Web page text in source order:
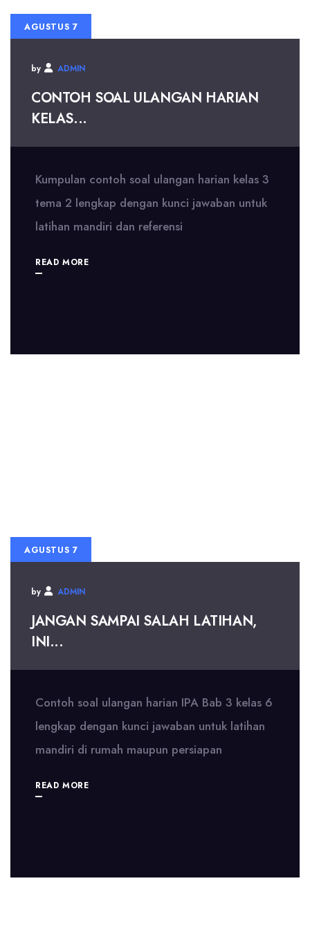
AGUSTUS 7
by ADMIN
CONTOH SOAL ULANGAN HARIAN
KELAS...
Kumpulan contoh soal ulangan harian kelas 3
tema 2 lengkap dengan kunci jawaban untuk
latihan mandiri dan referensi
READ MORE
AGUSTUS 7
by ADMIN
JANGAN SAMPAI SALAH LATIHAN,
INI...
Contoh soal ulangan harian IPA Bab 3 kelas 6
lengkap dengan kunci jawaban untuk latihan
mandiri di rumah maupun persiapan
READ MORE